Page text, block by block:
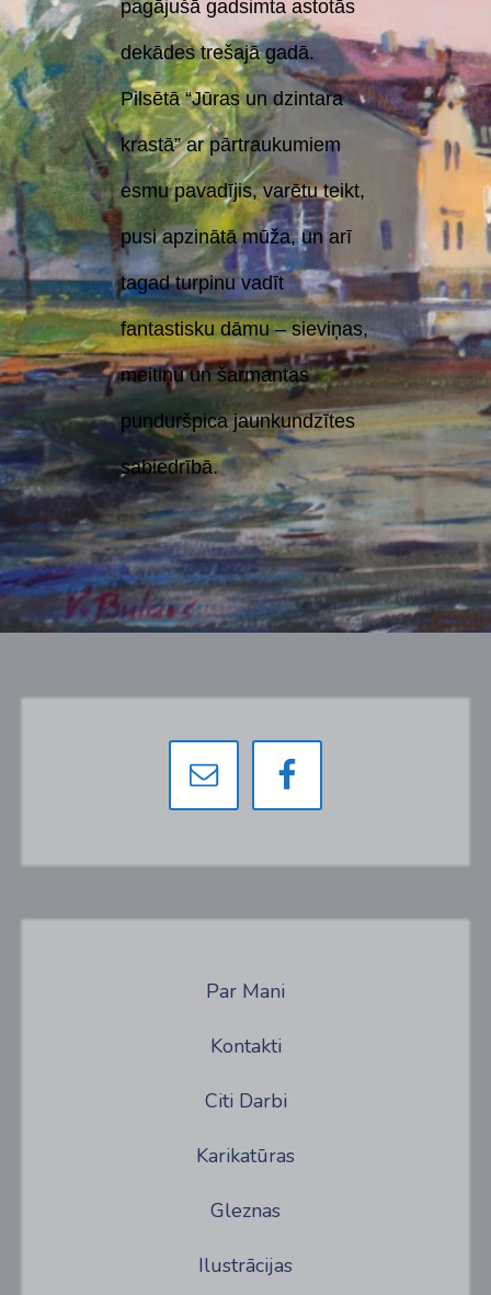
pagājušā gadsimta astotās
dekādes trešajā gadā.
Pilsētā “Jūras un dzintara
krastā” ar pārtraukumiem
esmu pavadījis, varētu teikt,
pusi apzinātā mūža, un arī
tagad turpinu vadīt
fantastisku dāmu – sieviņas,
meitiņu un šarmantas
punduršpica jaunkundzītes
sabiedrībā.
Par Mani
Kontakti
Citi Darbi
Karikatūras
Gleznas
Ilustrācijas